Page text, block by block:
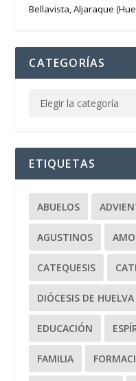
Bellavista, Aljaraque
CATEGORÍAS
ETIQUETAS
ABUELOS
AGUSTINOS
CATEQUESIS
DIÓCESIS DE HUELVA
EDUCACIÓN
FAMILIA